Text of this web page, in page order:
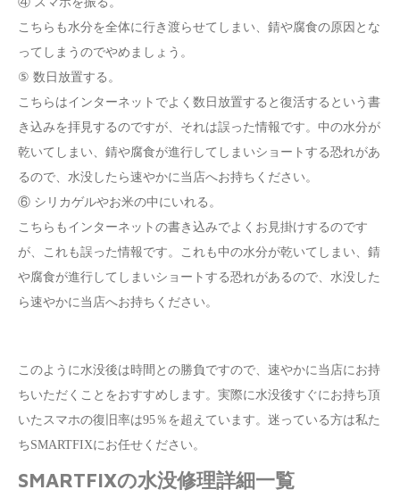
こちらも水分を全体に行き渡らせてしまい、錆や腐食の原因とな
ってしまうのでやめましょう。
⑤ 数日放置する。
こちらはインターネットでよく数日放置すると復活するという書
き込みを拝見するのですが、それは誤った情報です。中の水分が
乾いてしまい、錆や腐食が進行してしまいショートする恐れがあ
るので、水没したら速やかに当店へお持ちください。
⑥ シリカゲルやお米の中にいれる。
こちらもインターネットの書き込みでよくお見掛けするのです
が、これも誤った情報です。これも中の水分が乾いてしまい、錆
や腐食が進行してしまいショートする恐れがあるので、水没した
ら速やかに当店へお持ちください。
このように水没後は時間との勝負ですので、速やかに当店にお持
ちいただくことをおすすめします。実際に水没後すぐにお持ち頂
いたスマホの復旧率は95％を超えています。迷っている方は私た
ちSMARTFIXにお任せください。
SMARTFIXの水没修理詳細一覧